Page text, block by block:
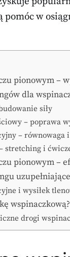
pomóc w
pionowym –
dla
siły
– poprawa
– równowaga
stretching i
pionowym –
i wysiłek
wspinaczkową?
drogi